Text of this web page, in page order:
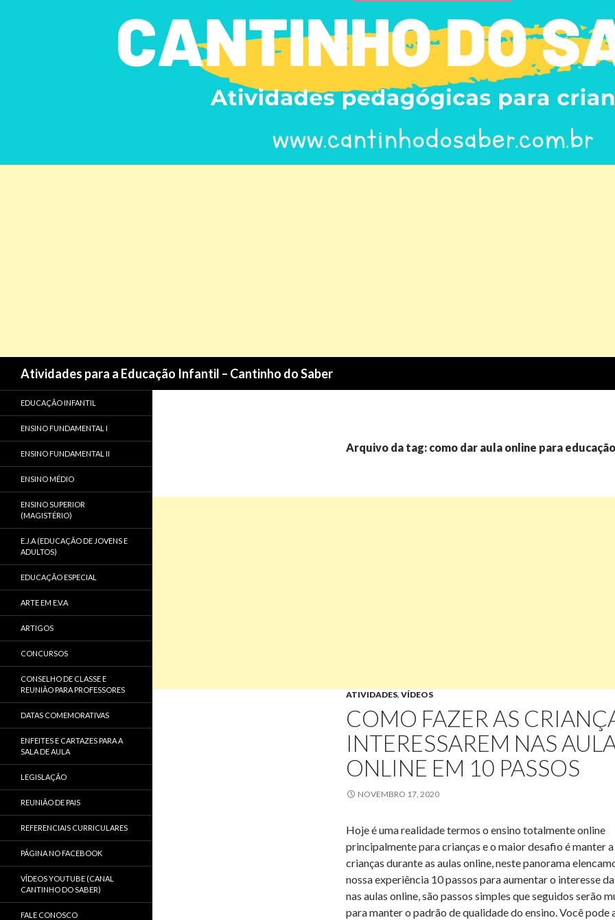
Atividades para a Educação Infantil – Cantinho do Saber
Arquivo da tag: como dar aula online para
ATIVIDADES, VÍDEOS
COMO FAZER AS
INTERESSAREM NAS
ONLINE EM 10 PASSOS
NOVEMBRO 17, 2020
Hoje é uma realidade termos o ensino totalmente online
principalmente para crianças e o maior desafio é manter
crianças durante as aulas online, neste panorama
nossa experiência 10 passos para aumentar o interesse
nas aulas online, são passos simples que seguidos serão
para manter o padrão de qualidade do ensino. Você pode
EDUCAÇÃO INFANTIL
ENSINO FUNDAMENTAL I
ENSINO FUNDAMENTAL II
ENSINO MÉDIO
ENSINO SUPERIOR
(MAGISTÉRIO)
E.J.A (EDUCAÇÃO DE JOVENS E
ADULTOS)
EDUCAÇÃO ESPECIAL
ARTE EM E.V.A
ARTIGOS
CONCURSOS
CONSELHO DE CLASSE E
REUNIÃO PARA PROFESSORES
DATAS COMEMORATIVAS
ENFEITES E CARTAZES PARA A
SALA DE AULA
LEGISLAÇÃO
REUNIÃO DE PAIS
REFERENCIAIS CURRICULARES
PÁGINA NO FACEBOOK
VÍDEOS YOUTUBE (CANAL
CANTINHO DO SABER)
FALE CONOSCO